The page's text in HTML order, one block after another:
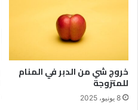
خروج شي من الدبر في المنام
للمتزوجة
8 يونيو، 2025